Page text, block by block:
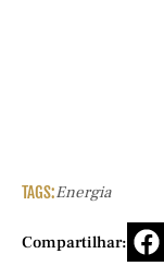
TAGS:Energia
Compartilhar: